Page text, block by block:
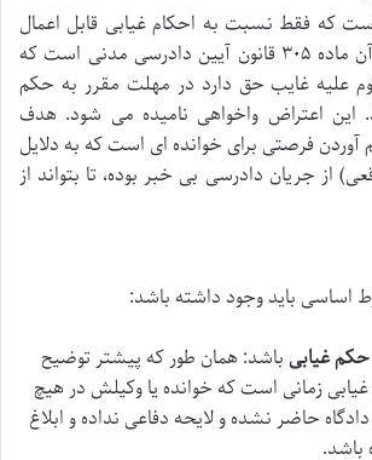
که فقط نسبت به احکام غیابی قابل اعمال
است. مبنای قانونی آن ماده ۳۰۵ قانون آیین دادرسی مدنی است که
علیه غایب حق دارد در مهلت مقرر به حکم
این اعتراض واخواهی نامیده می شود. هدف
آوردن فرصتی برای خوانده ای است که به دلایل
از جریان دادرسی بی خبر بوده، تا بتواند از
اساسی باید وجود داشته باشد:
حکم غیابیباشد: همان طور که پیشتر توضیح
زمانی است که خوانده یا وکیلش در هیچ
حاضر نشده و لایحه دفاعی نداده و ابلاغ
باشد.